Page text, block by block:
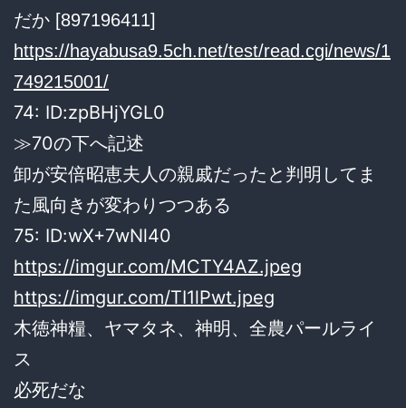
だか [897196411]
https://hayabusa9.5ch.net/test/read.cgi/news/1
749215001/
74: ID:zpBHjYGL0
≫70の下へ記述
卸が安倍昭恵夫人の親戚だったと判明してま
た風向きが変わりつつある
75: ID:wX+7wNl40
https://imgur.com/MCTY4AZ.jpeg
https://imgur.com/TI1lPwt.jpeg
木徳神糧、ヤマタネ、神明、全農パールライ
ス
必死だな